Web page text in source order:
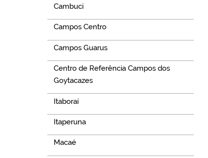
Cambuci
Campos Centro
Campos Guarus
Centro de Referência Campos dos
Goytacazes
Itaboraí
Itaperuna
Macaé